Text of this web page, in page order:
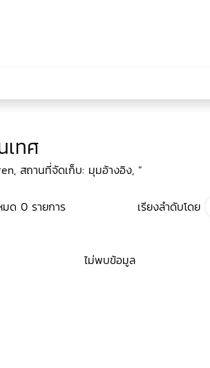
เทศ
สถานที่จัดเก็บ: มุมอ้างอิง, ”
ด 0 รายการ เรียงลำดับโดย
ไม่พบข้อมูล